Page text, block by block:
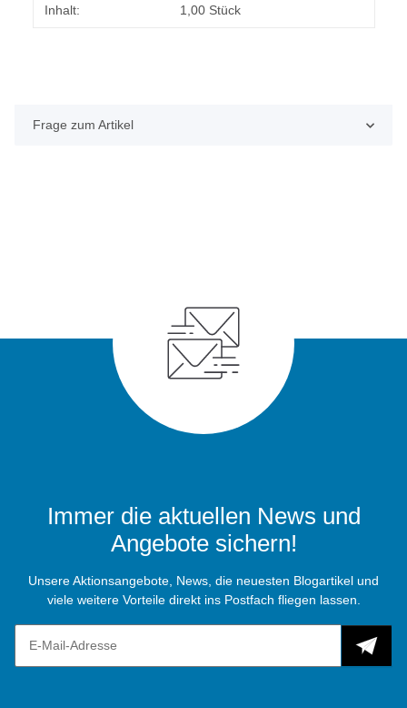
Produkteigenschaft
Wert
Inhalt: 1,00 Stück
Frage zum Artikel
Immer die aktuellen News und
Angebote sichern!
Unsere Aktionsangebote, News, die neuesten Blogartikel und
viele weitere Vorteile direkt ins Postfach fliegen lassen.